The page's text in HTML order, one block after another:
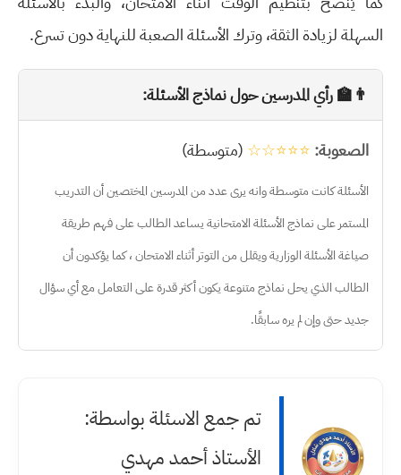
السهلة لزيادة الثقة، وترك الأسئلة الصعبة للنهاية دون تسرع.
👨‍🏫 رأي المدرسين حول نماذج الأسئلة:
الصعوبة: ⭐⭐⭐☆☆ (متوسطة)
الأسئلة كانت متوسطة وانه يرى عدد من المدرسين المختصين أن التدريب
المستمر على نماذج الأسئلة الامتحانية يساعد الطالب على فهم طريقة
صياغة الأسئلة الوزارية ويقلل من التوتر أثناء الامتحان ، كما يؤكدون أن
الطالب الذي يحل نماذج متنوعة يكون أكثر قدرة على التعامل مع أي سؤال
جديد حتى وإن لم يره سابقًا.
تم جمع الاسئلة بواسطة:
الأستاذ أحمد مهدي